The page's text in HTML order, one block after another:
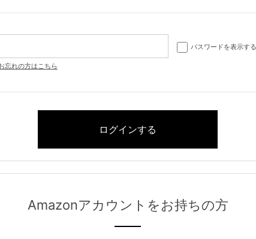
パスワードを表示する
忘れの方はこちら
Amazonアカウントをお持ちの方